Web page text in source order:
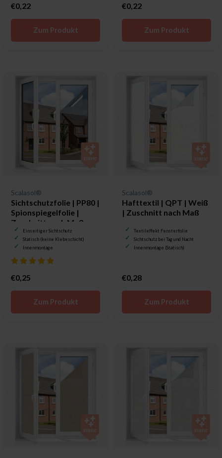
€0,22
Zum Produkt
€0,22
Zum Produkt
Scalasol®
Sichtschutzfolie | PP80 |
Spionspiegelfolie |
Zuschnitt nach Maß
Einseitiger Sichtschutz
Statisch (keine Klebeschicht)
Innenmontage
€0,25
Zum Produkt
Scalasol®
Hafttextil | QPT | Weiß
| Zuschnitt nach Maß
Textileffekt Fensterfolie
Sichtschutz bei Tag und Nacht
Innenmontage (Statisch)
€0,28
Zum Produkt